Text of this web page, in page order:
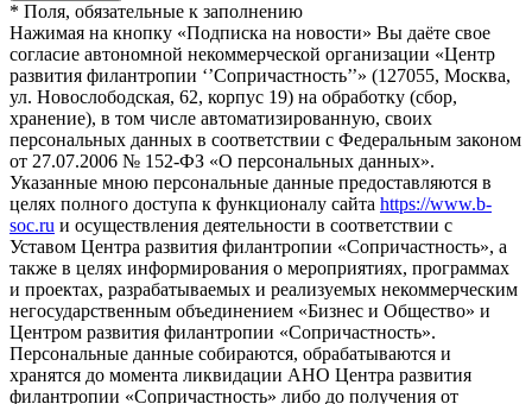
* Поля, обязательные к заполнению
Нажимая на кнопку «Подписка на новости» Вы даёте свое
согласие автономной некоммерческой организации «Центр
развития филантропии ‘’Сопричастность’’» (127055, Москва,
ул. Новослободская, 62, корпус 19) на обработку (сбор,
хранение), в том числе автоматизированную, своих
персональных данных в соответствии с Федеральным законом
от 27.07.2006 № 152-ФЗ «О персональных данных».
Указанные мною персональные данные предоставляются в
целях полного доступа к функционалу сайта https://www.b-
soc.ru и осуществления деятельности в соответствии с
Уставом Центра развития филантропии «Сопричастность», а
также в целях информирования о мероприятиях, программах
и проектах, разрабатываемых и реализуемых некоммерческим
негосударственным объединением «Бизнес и Общество» и
Центром развития филантропии «Сопричастность».
Персональные данные собираются, обрабатываются и
хранятся до момента ликвидации АНО Центра развития
филантропии «Сопричастность» либо до получения от